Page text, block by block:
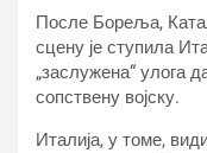
После Бореља,
сцену је ступила
„заслужена“ улога
сопствену војску.
Италија, у томе,